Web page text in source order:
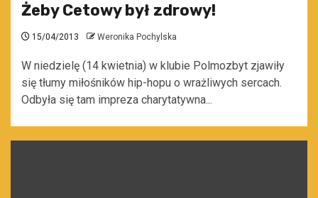
Żeby Cetowy był zdrowy!
15/04/2013 Weronika Pochylska
W niedzielę (14 kwietnia) w klubie Polmozbyt zjawiły
się tłumy miłośników hip-hopu o wrażliwych sercach.
Odbyła się tam impreza charytatywna...